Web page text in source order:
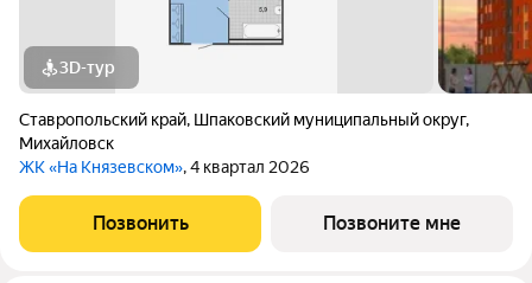
3D-тур
Ставропольский край, Шпаковский муниципальный округ,
Михайловск
ЖК «На Князевском», 4 квартал 2026
Позвонить Позвоните мне